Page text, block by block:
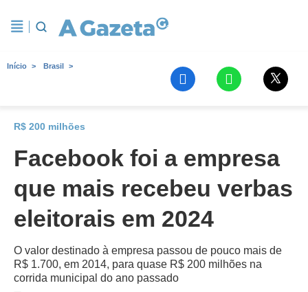
Início Brasil
R$ 200 milhões
Facebook foi a empresa
que mais recebeu verbas
eleitorais em 2024
O valor destinado à empresa passou de pouco mais de
R$ 1.700, em 2014, para quase R$ 200 milhões na
corrida municipal do ano passado